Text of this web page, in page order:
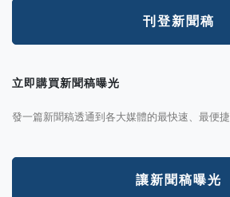
刊登新聞稿
立即購買新聞稿曝光
發一篇新聞稿透通到各大媒體的最快速、最便捷
讓新聞稿曝光